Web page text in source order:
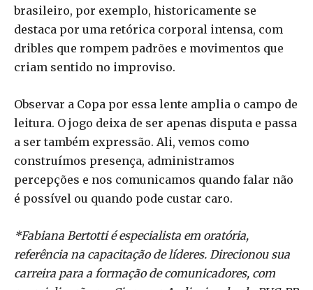
brasileiro, por exemplo, historicamente se
destaca por uma retórica corporal intensa, com
dribles que rompem padrões e movimentos que
criam sentido no improviso.
Observar a Copa por essa lente amplia o campo de
leitura. O jogo deixa de ser apenas disputa e passa
a ser também expressão. Ali, vemos como
construímos presença, administramos
percepções e nos comunicamos quando falar não
é possível ou quando pode custar caro.
*Fabiana Bertottié especialista em oratória,
referência na capacitação de líderes. Direcionou sua
carreira para a formação de comunicadores, com